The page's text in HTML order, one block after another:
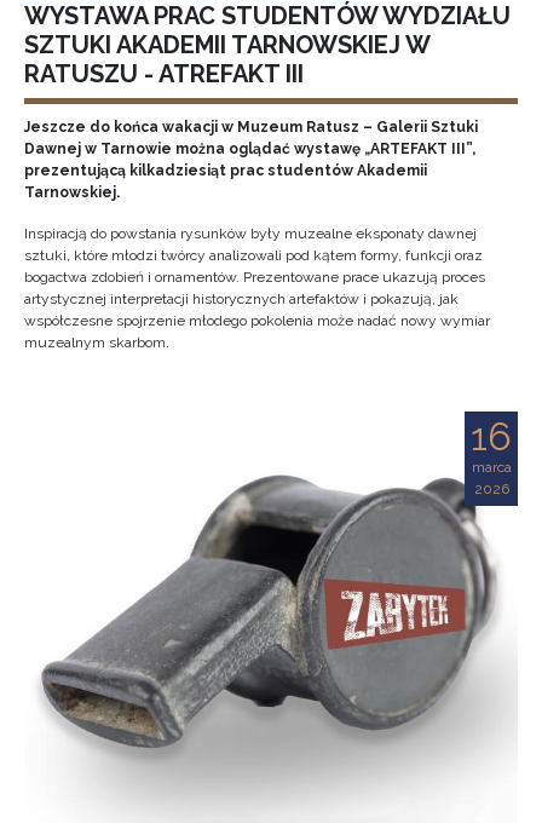
WYSTAWA PRAC STUDENTÓW WYDZIAŁU
SZTUKI AKADEMII TARNOWSKIEJ W
RATUSZU - ATREFAKT III
Jeszcze do końca wakacji w Muzeum Ratusz – Galerii Sztuki
Dawnej w Tarnowie można oglądać wystawę „ARTEFAKT III”,
prezentującą kilkadziesiąt prac studentów Akademii
Tarnowskiej.
Inspiracją do powstania rysunków były muzealne eksponaty dawnej
sztuki, które młodzi twórcy analizowali pod kątem formy, funkcji oraz
bogactwa zdobień i ornamentów. Prezentowane prace ukazują proces
artystycznej interpretacji historycznych artefaktów i pokazują, jak
współczesne spojrzenie młodego pokolenia może nadać nowy wymiar
muzealnym skarbom.
16
marca
2026